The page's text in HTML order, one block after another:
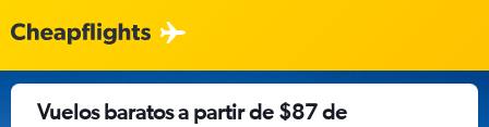
Vuelos baratos a partir de $87 de